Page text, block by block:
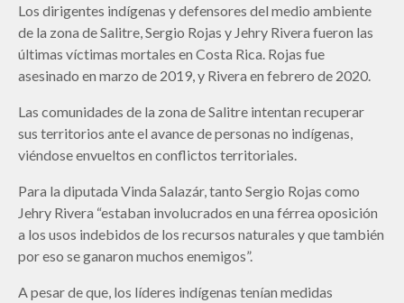
Los dirigentes indígenas y defensores del medio ambiente
de la zona de Salitre, Sergio Rojas y Jehry Rivera fueron las
últimas víctimas mortales en Costa Rica. Rojas fue
asesinado en marzo de 2019, y Rivera en febrero de 2020.
Las comunidades de la zona de Salitre intentan recuperar
sus territorios ante el avance de personas no indígenas,
viéndose envueltos en conflictos territoriales.
Para la diputada Vinda Salazár, tanto Sergio Rojas como
Jehry Rivera “estaban involucrados en una férrea oposición
a los usos indebidos de los recursos naturales y que también
por eso se ganaron muchos enemigos”.
A pesar de que, los líderes indígenas tenían medidas